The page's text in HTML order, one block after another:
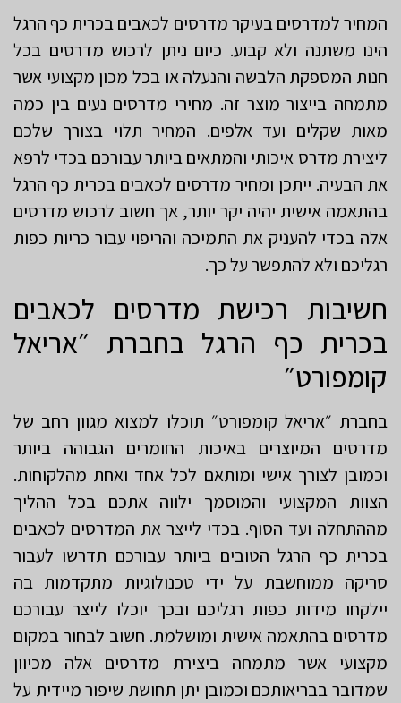
המחיר למדרסים בעיקר מדרסים לכאבים בכרית כף הרגל
הינו משתנה ולא קבוע. כיום ניתן לרכוש מדרסים בכל
חנות המספקת הלבשה והנעלה או בכל מכון מקצועי אשר
מתמחה בייצור מוצר זה. מחירי מדרסים נעים בין כמה
מאות שקלים ועד אלפים. המחיר תלוי בצורך שלכם
ליצירת מדרס איכותי והמתאים ביותר עבורכם בכדי לרפא
את הבעיה. ייתכן ומחיר מדרסים לכאבים בכרית כף הרגל
בהתאמה אישית יהיה יקר יותר, אך חשוב לרכוש מדרסים
אלה בכדי להעניק את התמיכה והריפוי עבור כריות כפות
רגליכם ולא להתפשר על כך.
חשיבות רכישת מדרסים לכאבים
בכרית כף הרגל בחברת ״אריאל
קומפורט״
בחברת ״אריאל קומפורט״ תוכלו למצוא מגוון רחב של
מדרסים המיוצרים באיכות החומרים הגבוהה ביותר
וכמובן לצורך אישי ומותאם לכל אחד ואחת מהלקוחות.
הצוות המקצועי והמוסמך ילווה אתכם בכל ההליך
מההתחלה ועד הסוף. בכדי לייצר את המדרסים לכאבים
בכרית כף הרגל הטובים ביותר עבורכם תדרשו לעבור
סריקה ממוחשבת על ידי טכנולוגיות מתקדמות בה
יילקחו מידות כפות רגליכם ובכך יוכלו לייצר עבורכם
מדרסים בהתאמה אישית ומושלמת. חשוב לבחור במקום
מקצועי אשר מתמחה ביצירת מדרסים אלה מכיוון
שמדובר בבריאותכם וכמובן יתן תחושת שיפור מיידית על